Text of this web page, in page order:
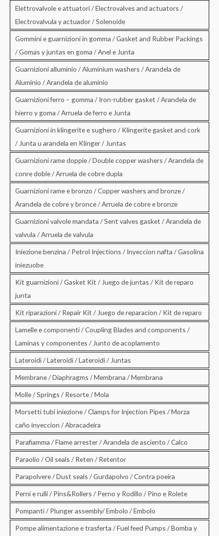
Elettrovalvole e attuatori / Electrovalves and actuators /
Electrovalvula y actuador / Solenoide
Gommini e guarnizioni in gomma / Gasket and Rubber Packings
/ Gomas y juntas en goma / Anel e Junta
Guarnizioni alluminio / Aluminium washers / Arandela de
Aluminio / Arandela de aluminio
Guarnizioni ferro – gomma / Iron-rubber gasket / Arandela de
hierro y goma / Arruela de ferro e Junta
Guarnizioni in klingerite e sughero / Klingerite gasket and cork
/ Junta u arandela en Klinger / Juntas
Guarnizioni rame doppie / Double copper washers / Arandela de
conre doble / Arruela de cobre dupla
Guarnizioni rame e bronzo / Copper washers and bronze /
Arandela de cobre y bronce / Arruela de cobre e bronze
Guarnizioni valvole mandata / Sent valves gasket / Arandela de
valvula / Arruela de valvula
Iniezione benzina / Petrol Injections / Inyeccion nafta / Gasolina
iniezuobe
Kit guarnizioni / Gasket Kit / Juego de juntas / Kit de reparo
junta
Kit riparazioni / Repair Kit / Juego de reparacion / Kit de reparo
Lamelle e componenti / Coupling Blades and components /
Laminas y componentes / Junto de acoplamento
Lateroidi / Lateroidi / Lateroidi / Juntas
Membrane / Diaphragms / Membrana / Membrana
Molle / Springs / Resorte / Mola
Morsetti tubi iniezione / Clamps for Injection Pipes / Morza
caño inyeccion / Abracadeira
Parafiamma / Flame arrester / Arandela de asciento / Calco
Paraolio / Oil seals / Reten / Retentor
Parapolvere / Dust seals / Gurdapolvo / Contra poeira
Perni e rulli / Pins&Rollers / Perno y Rodillo / Pino e Rolete
Pompanti / Plunger assembly/ Embolo / Embolo
Pompe alimentazione e trasferta / Fuel feed Pumps / Bomba y